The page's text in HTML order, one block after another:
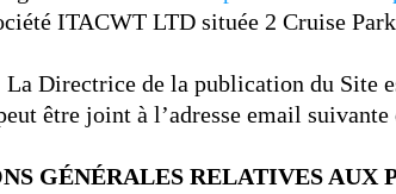
ITACWT LTD située 2 Cruise
La Directrice de la publication du Site
être joint à l’adresse email
GÉNÉRALES RELATIVES AUX